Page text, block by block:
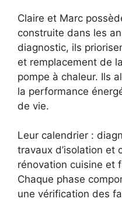
Claire et Marc
construite dans les
diagnostic, ils
et remplacement de
pompe à chaleur. Ils
la performance
de vie.
Leur calendrier :
travaux d’isolation et
rénovation cuisine et
Chaque phase
une vérification des